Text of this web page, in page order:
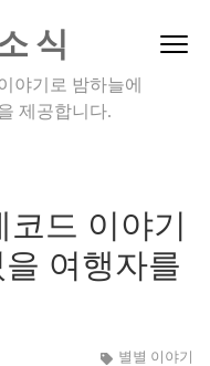
식
야기로 밤하늘에
제공합니다.
코드 이야기
여행자를
별별 이야기